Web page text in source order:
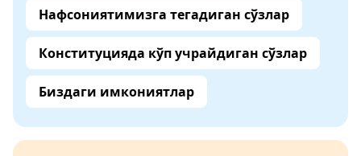
Нафсониятимизга тегадиган сўзлар
Конституцияда кўп учрайдиган сўзлар
Биздаги имкониятлар